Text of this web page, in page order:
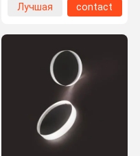
Лучшая
contact